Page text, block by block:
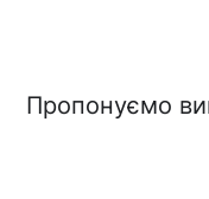
Пропонуємо